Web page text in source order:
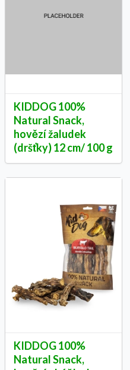
KIDDOG 100%
Natural Snack,
hovězí žaludek
(dršťky) 12 cm/ 100 g
KIDDOG 100%
Natural Snack,